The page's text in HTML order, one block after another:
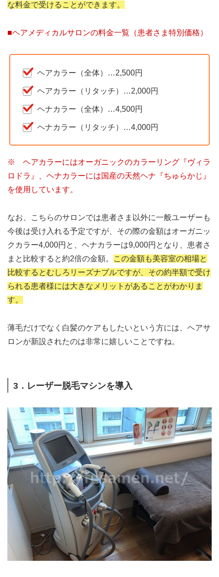
な料金で受けることができます。
■ヘアメディカルサロンの料金一覧（患者さま特別価格）
ヘアカラー（全体）…2,500円
ヘアカラー（リタッチ）…2,000円
ヘナカラー（全体）…4,500円
ヘナカラー（リタッチ）…4,000円
※ ヘアカラーにはオーガニックのカラーリング『ヴィラ
ロドラ』、ヘナカラーには国産の天然ヘナ『ちゅらかじ』
を使用しています。
なお、こちらのサロンでは患者さま以外に一般ユーザーも
今後は受け入れる予定ですが、その際の金額はオーガニッ
クカラー4,000円と、ヘナカラーは9,000円となり、患者さ
まと比較すると約2倍の金額。
この金額も美容室の相場と
比較するとむしろリーズナブルですが、その約半額で受け
られる患者様には大きなメリットがあることがわかりま
す。
薄毛だけでなく白髪のケアもしたいという方には、ヘアサ
ロンが新設されたのは非常に嬉しいことですね。
3．レーザー脱毛マシンを導入